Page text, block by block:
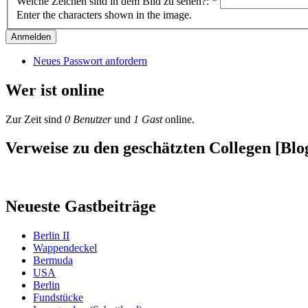
Enter the characters shown in the image.
Neues Passwort anfordern
Wer ist online
Zur Zeit sind 0 Benutzerund 1 Gastonline.
Verweise zu den geschätzten Collegen
Neueste Gastbeiträge
Berlin II
Wappendeckel
Bermuda
USA
Berlin
Fundstücke